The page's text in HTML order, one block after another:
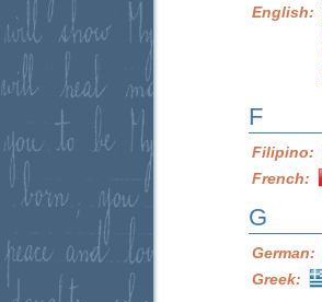
English:
F
Filipino:
French:
G
German:
Greek: